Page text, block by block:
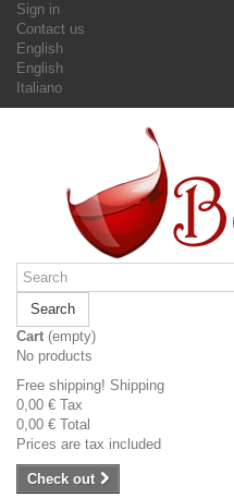
Sign in
Contact us
English
English
Italiano
Search
Cart (empty)
No products
Free shipping! Shipping
0,00 € Tax
0,00 € Total
Prices are tax included
Check out